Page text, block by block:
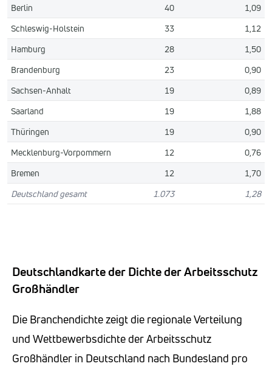
Berlin
40
1,09
Schleswig-Holstein
33
1,12
Hamburg
28
1,50
Brandenburg
23
0,90
Sachsen-Anhalt
19
0,89
Saarland
19
1,88
Thüringen
19
0,90
Mecklenburg-Vorpommern
12
0,76
Bremen
12
1,70
Deutschland gesamt
1.073 1,28
Deutschlandkarte der Dichte der Arbeitsschutz
Großhändler
Die Branchendichte zeigt die regionale Verteilung
und Wettbewerbsdichte der Arbeitsschutz
Großhändler in Deutschland nach Bundesland pro